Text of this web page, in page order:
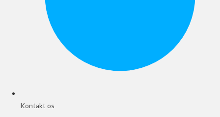
Kontakt os